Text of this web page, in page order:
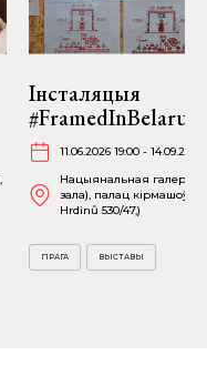
Інсталяцыя
#FramedInBelarus
11.06.2026 19:00 - 14.09.2026
Нацыянальная галерэя
зала), палац кірмашоў
Hrdinů 530/47,)
ПРАГА ВЫСТАВЫ